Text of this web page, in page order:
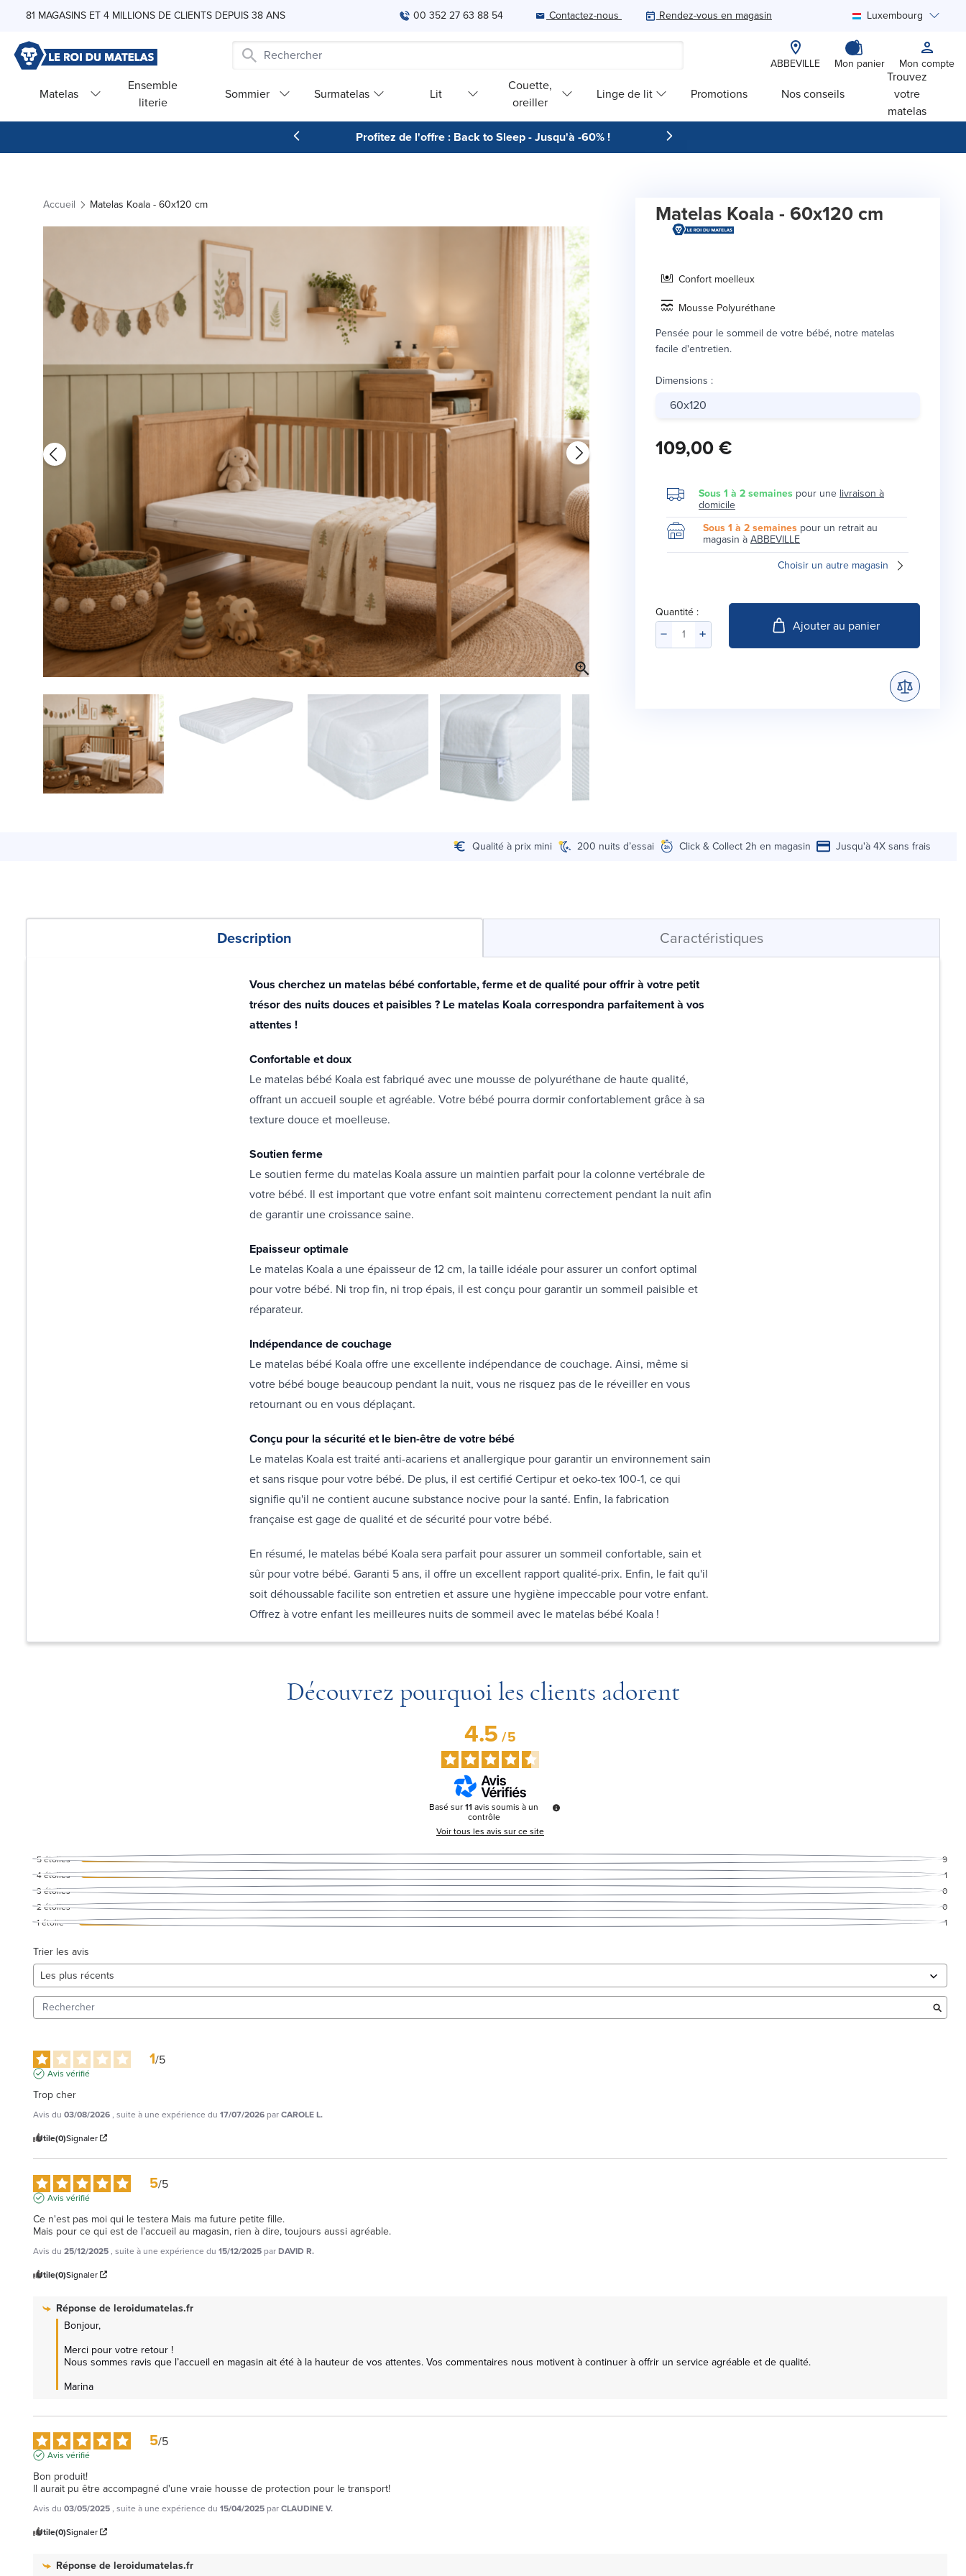
Skip to Content
81 MAGASINS ET 4 MILLIONS DE CLIENTS DEPUIS 38 ANS 00 352 27 63 88 54 Contactez-nous Rendez-vous en magasin Luxembourg
ABBEVILLE Mon panier Mon compte
Matelas
Ensemble
literie
Sommier Surmatelas Lit
Couette,
oreiller
Linge de lit Promotions Nos conseils
Trouvez
votre
matelas
Profitez de l'offre : Back to Sleep - Jusqu'à -60% !
Accueil Matelas Koala - 60x120 cm Matelas Koala - 60x120 cm
Confort moelleux
Mousse Polyuréthane
Pensée pour le sommeil de votre bébé, notre matelas
facile d'entretien.
Dimensions :
60x120
109,00 €
Sous 1 à 2 semaines pour unelivraison à
domicile
Sous 1 à 2 semaines pour un retrait au
magasin àABBEVILLE
Choisir un autre magasin
Quantité :
Ajouter au panier
Qualité à prix mini 200 nuits d’essai Click & Collect 2h en magasin Jusqu'à 4X sans frais
Description Caractéristiques
Vous cherchez un matelas bébé confortable, ferme et de qualité pour offrir à votre petit
trésor des nuits douces et paisibles ? Le matelas Koala correspondra parfaitement à vos
attentes !
Confortable et doux
Le matelas bébé Koala est fabriqué avec une mousse de polyuréthane de haute qualité,
offrant un accueil souple et agréable. Votre bébé pourra dormir confortablement grâce à sa
texture douce et moelleuse.
Soutien ferme
Le soutien ferme du matelas Koala assure un maintien parfait pour la colonne vertébrale de
votre bébé. Il est important que votre enfant soit maintenu correctement pendant la nuit afin
de garantir une croissance saine.
Epaisseur optimale
Le matelas Koala a une épaisseur de 12 cm, la taille idéale pour assurer un confort optimal
pour votre bébé. Ni trop fin, ni trop épais, il est conçu pour garantir un sommeil paisible et
réparateur.
Indépendance de couchage
Le matelas bébé Koala offre une excellente indépendance de couchage. Ainsi, même si
votre bébé bouge beaucoup pendant la nuit, vous ne risquez pas de le réveiller en vous
retournant ou en vous déplaçant.
Conçu pour la sécurité et le bien-être de votre bébé
Le matelas Koala est traité anti-acariens et anallergique pour garantir un environnement sain
et sans risque pour votre bébé. De plus, il est certifié Certipur et oeko-tex 100-1, ce qui
signifie qu'il ne contient aucune substance nocive pour la santé. Enfin, la fabrication
française est gage de qualité et de sécurité pour votre bébé.
En résumé, le matelas bébé Koala sera parfait pour assurer un sommeil confortable, sain et
sûr pour votre bébé. Garanti 5 ans, il offre un excellent rapport qualité-prix. Enfin, le fait qu'il
soit déhoussable facilite son entretien et assure une hygiène impeccable pour votre enfant.
Offrez à votre enfant les meilleures nuits de sommeil avec le matelas bébé Koala !
Découvrez pourquoi les clients adorent
4.5/5
Basé sur11avis soumis à un
contrôle
Voir tous les avis sur ce site
5étoiles
9
4étoiles
1
3 étoiles
0
2étoiles
0
1étoile 1
Trier les avis
1/5
Avis vérifié
Trop cher
Avis du 03/08/2026, suite à une expérience du 17/07/2026 parCAROLE L.
Utile(0)Signaler
5/5
Avis vérifié
Ce n'est pas moi qui le testera Mais ma future petite fille.
Mais pour ce qui est de l’accueil au magasin, rien à dire, toujours aussi agréable.
Avis du 25/12/2025, suite à une expérience du 15/12/2025 parDAVID R.
Utile(0)Signaler
Réponse deleroidumatelas.fr
Bonjour,
Merci pour votre retour !
Nous sommes ravis que l’accueil en magasin ait été à la hauteur de vos attentes. Vos commentaires nous motivent à continuer à offrir un service agréable et de qualité.
Marina
5/5
Avis vérifié
Bon produit!
Il aurait pu être accompagné d'une vraie housse de protection pour le transport!
Avis du 03/05/2025, suite à une expérience du 15/04/2025 parCLAUDINE V.
Utile(0)Signaler
Réponse deleroidumatelas.fr